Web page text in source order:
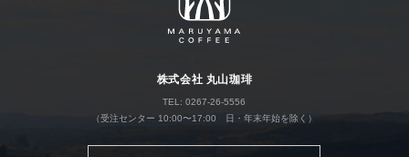
株式会社 丸山珈琲
TEL: 0267-26-5556
（受注センター 10:00〜17:00 日・年末年始を除く）